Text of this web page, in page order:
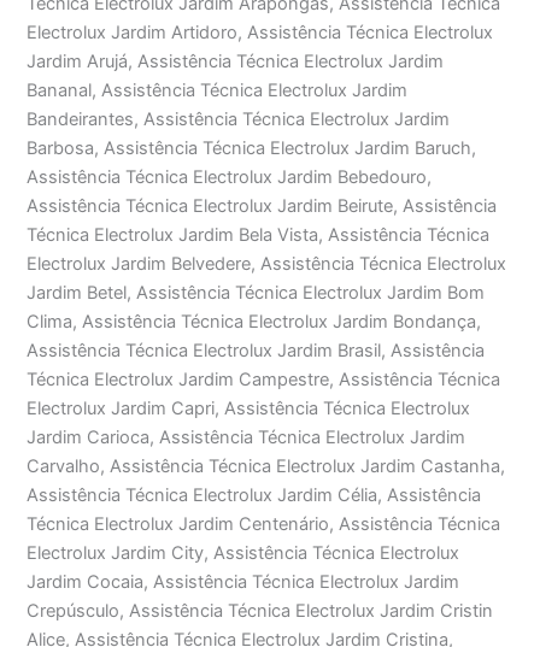
Electrolux Jardim Artidoro, Assistência Técnica Electrolux
Jardim Arujá, Assistência Técnica Electrolux Jardim
Bananal, Assistência Técnica Electrolux Jardim
Bandeirantes, Assistência Técnica Electrolux Jardim
Barbosa, Assistência Técnica Electrolux Jardim Baruch,
Assistência Técnica Electrolux Jardim Bebedouro,
Assistência Técnica Electrolux Jardim Beirute, Assistência
Técnica Electrolux Jardim Bela Vista, Assistência Técnica
Electrolux Jardim Belvedere, Assistência Técnica Electrolux
Jardim Betel, Assistência Técnica Electrolux Jardim Bom
Clima, Assistência Técnica Electrolux Jardim Bondança,
Assistência Técnica Electrolux Jardim Brasil, Assistência
Técnica Electrolux Jardim Campestre, Assistência Técnica
Electrolux Jardim Capri, Assistência Técnica Electrolux
Jardim Carioca, Assistência Técnica Electrolux Jardim
Carvalho, Assistência Técnica Electrolux Jardim Castanha,
Assistência Técnica Electrolux Jardim Célia, Assistência
Técnica Electrolux Jardim Centenário, Assistência Técnica
Electrolux Jardim City, Assistência Técnica Electrolux
Jardim Cocaia, Assistência Técnica Electrolux Jardim
Crepúsculo, Assistência Técnica Electrolux Jardim Cristin
Alice, Assistência Técnica Electrolux Jardim Cristina,